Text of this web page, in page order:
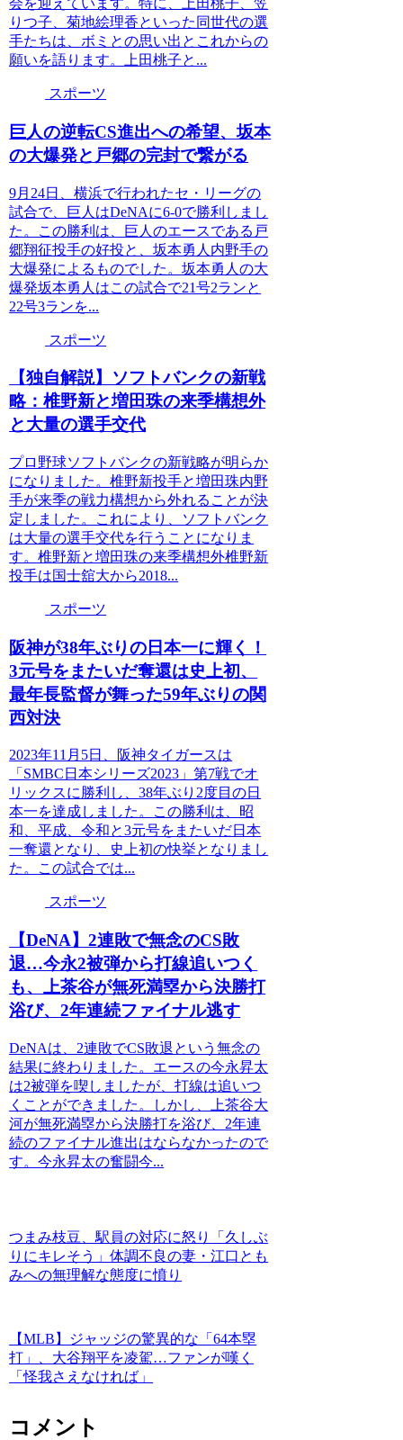
会を迎えています。特に、上田桃子、笠
りつ子、菊地絵理香といった同世代の選
手たちは、ボミとの思い出とこれからの
願いを語ります。上田桃子と...
スポーツ
巨人の逆転CS進出への希望、坂本
の大爆発と戸郷の完封で繋がる
9月24日、横浜で行われたセ・リーグの
試合で、巨人はDeNAに6-0で勝利しまし
た。この勝利は、巨人のエースである戸
郷翔征投手の好投と、坂本勇人内野手の
大爆発によるものでした。坂本勇人の大
爆発坂本勇人はこの試合で21号2ランと
22号3ランを...
スポーツ
【独自解説】ソフトバンクの新戦
略：椎野新と増田珠の来季構想外
と大量の選手交代
プロ野球ソフトバンクの新戦略が明らか
になりました。椎野新投手と増田珠内野
手が来季の戦力構想から外れることが決
定しました。これにより、ソフトバンク
は大量の選手交代を行うことになりま
す。椎野新と増田珠の来季構想外椎野新
投手は国士舘大から2018...
スポーツ
阪神が38年ぶりの日本一に輝く！
3元号をまたいだ奪還は史上初、
最年長監督が舞った59年ぶりの関
西対決
2023年11月5日、阪神タイガースは
「SMBC日本シリーズ2023」第7戦でオ
リックスに勝利し、38年ぶり2度目の日
本一を達成しました。この勝利は、昭
和、平成、令和と3元号をまたいだ日本
一奪還となり、史上初の快挙となりまし
た。この試合では...
スポーツ
【DeNA】2連敗で無念のCS敗
退…今永2被弾から打線追いつく
も、上茶谷が無死満塁から決勝打
浴び、2年連続ファイナル逃す
DeNAは、2連敗でCS敗退という無念の
結果に終わりました。エースの今永昇太
は2被弾を喫しましたが、打線は追いつ
くことができました。しかし、上茶谷大
河が無死満塁から決勝打を浴び、2年連
続のファイナル進出はならなかったので
す。今永昇太の奮闘今...
つまみ枝豆、駅員の対応に怒り「久しぶ
りにキレそう」体調不良の妻・江口とも
みへの無理解な態度に憤り
【MLB】ジャッジの驚異的な「64本塁
打」、大谷翔平を凌駕…ファンが嘆く
「怪我さえなければ」
コメント